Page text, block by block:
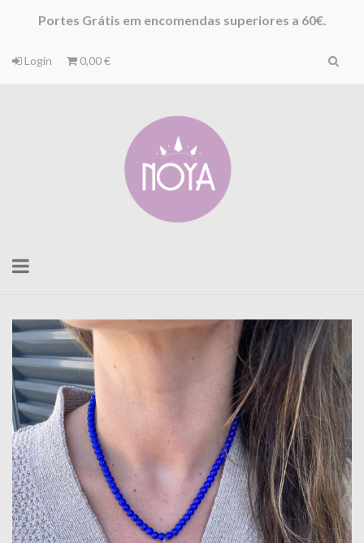
Portes Grátis em encomendas superiores a 60€.
Login 0,00 €
Toggle